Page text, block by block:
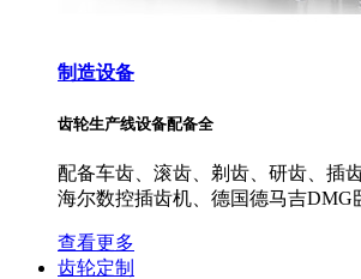
制造设备
齿轮生产线设备配备全
配备车齿、滚齿、剃齿、研齿、插
海尔数控插齿机、德国德马吉DMG
查看更多
齿轮定制